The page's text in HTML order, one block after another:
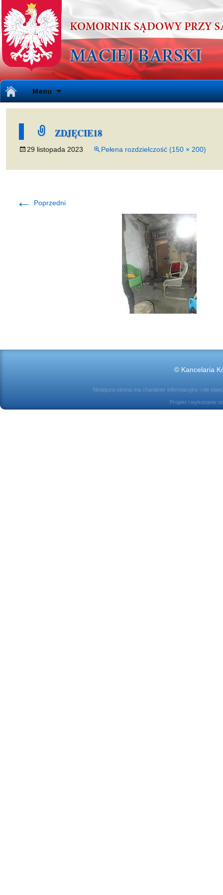
Menu
do
ZDJĘCIE18
29 listopada 2023 Pełena rozdzielczość (150 × 200)
← Poprzedni
© Kancelaria
Niniejsza strona ma charakter informacyjny i nie
Projekt i wykonanie